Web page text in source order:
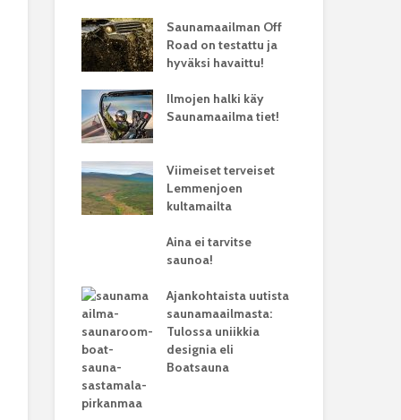
Saunamaailman Off
Road on testattu ja
hyväksi havaittu!
Ilmojen halki käy
Saunamaailma tiet!
Viimeiset terveiset
Lemmenjoen
kultamailta
Aina ei tarvitse
saunoa!
Ajankohtaista uutista
saunamaailmasta:
Tulossa uniikkia
designia eli
Boatsauna